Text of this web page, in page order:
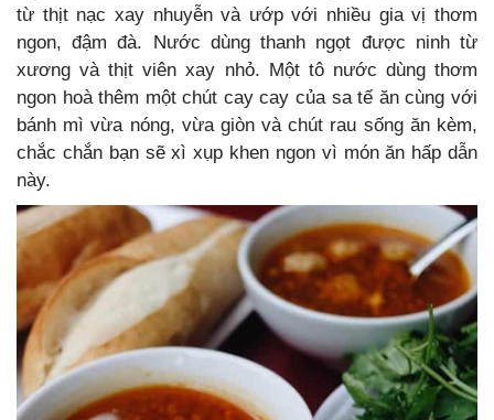
từ thịt nạc xay nhuyễn và ướp với nhiều gia vị thơm
ngon, đậm đà. Nước dùng thanh ngọt được ninh từ
xương và thịt viên xay nhỏ. Một tô nước dùng thơm
ngon hoà thêm một chút cay cay của sa tế ăn cùng với
bánh mì vừa nóng, vừa giòn và chút rau sống ăn kèm,
chắc chắn bạn sẽ xì xụp khen ngon vì món ăn hấp dẫn
này.